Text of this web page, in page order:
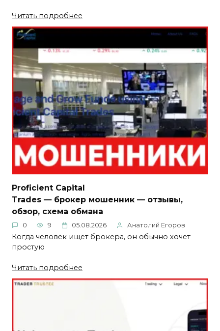
Читать подробнее
Proficient Capital
Trades — брокер мошенник — отзывы,
обзор, схема обмана
0 9 05.08.2026 Анатолий Егоров
Когда человек ищет брокера, он обычно хочет
простую
Читать подробнее